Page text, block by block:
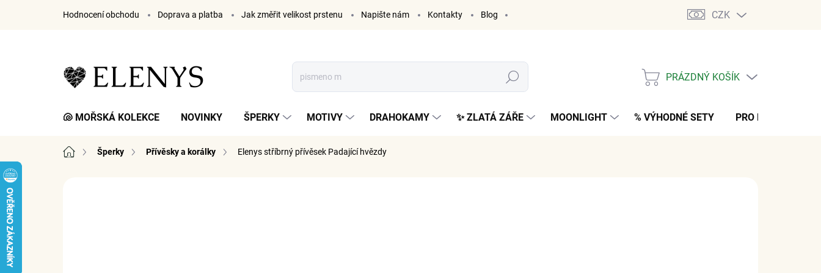
Hodnocení obchodu Doprava a platba Jak změřit velikost prstenu Napište nám Kontakty Blog CZK
Hledat
NÁKUPNÍ
PRÁZDNÝ KOŠÍK
🐚 MOŘSKÁ KOLEKCE NOVINKY ŠPERKY MOTIVY DRAHOKAMY ✨ ZLATÁ ZÁŘE MOONLIGHT % VÝHODNÉ SETY PRO MUŽE
Domů Šperky Přívěsky a korálky Elenys stříbrný přívěsek Padající hvězdy